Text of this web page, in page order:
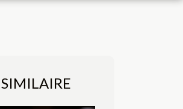
SIMILAIRE